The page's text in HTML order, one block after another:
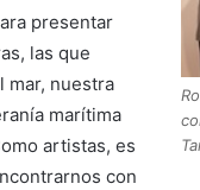
presentar
las que
mar, nuestra
marítima
artistas, es
con